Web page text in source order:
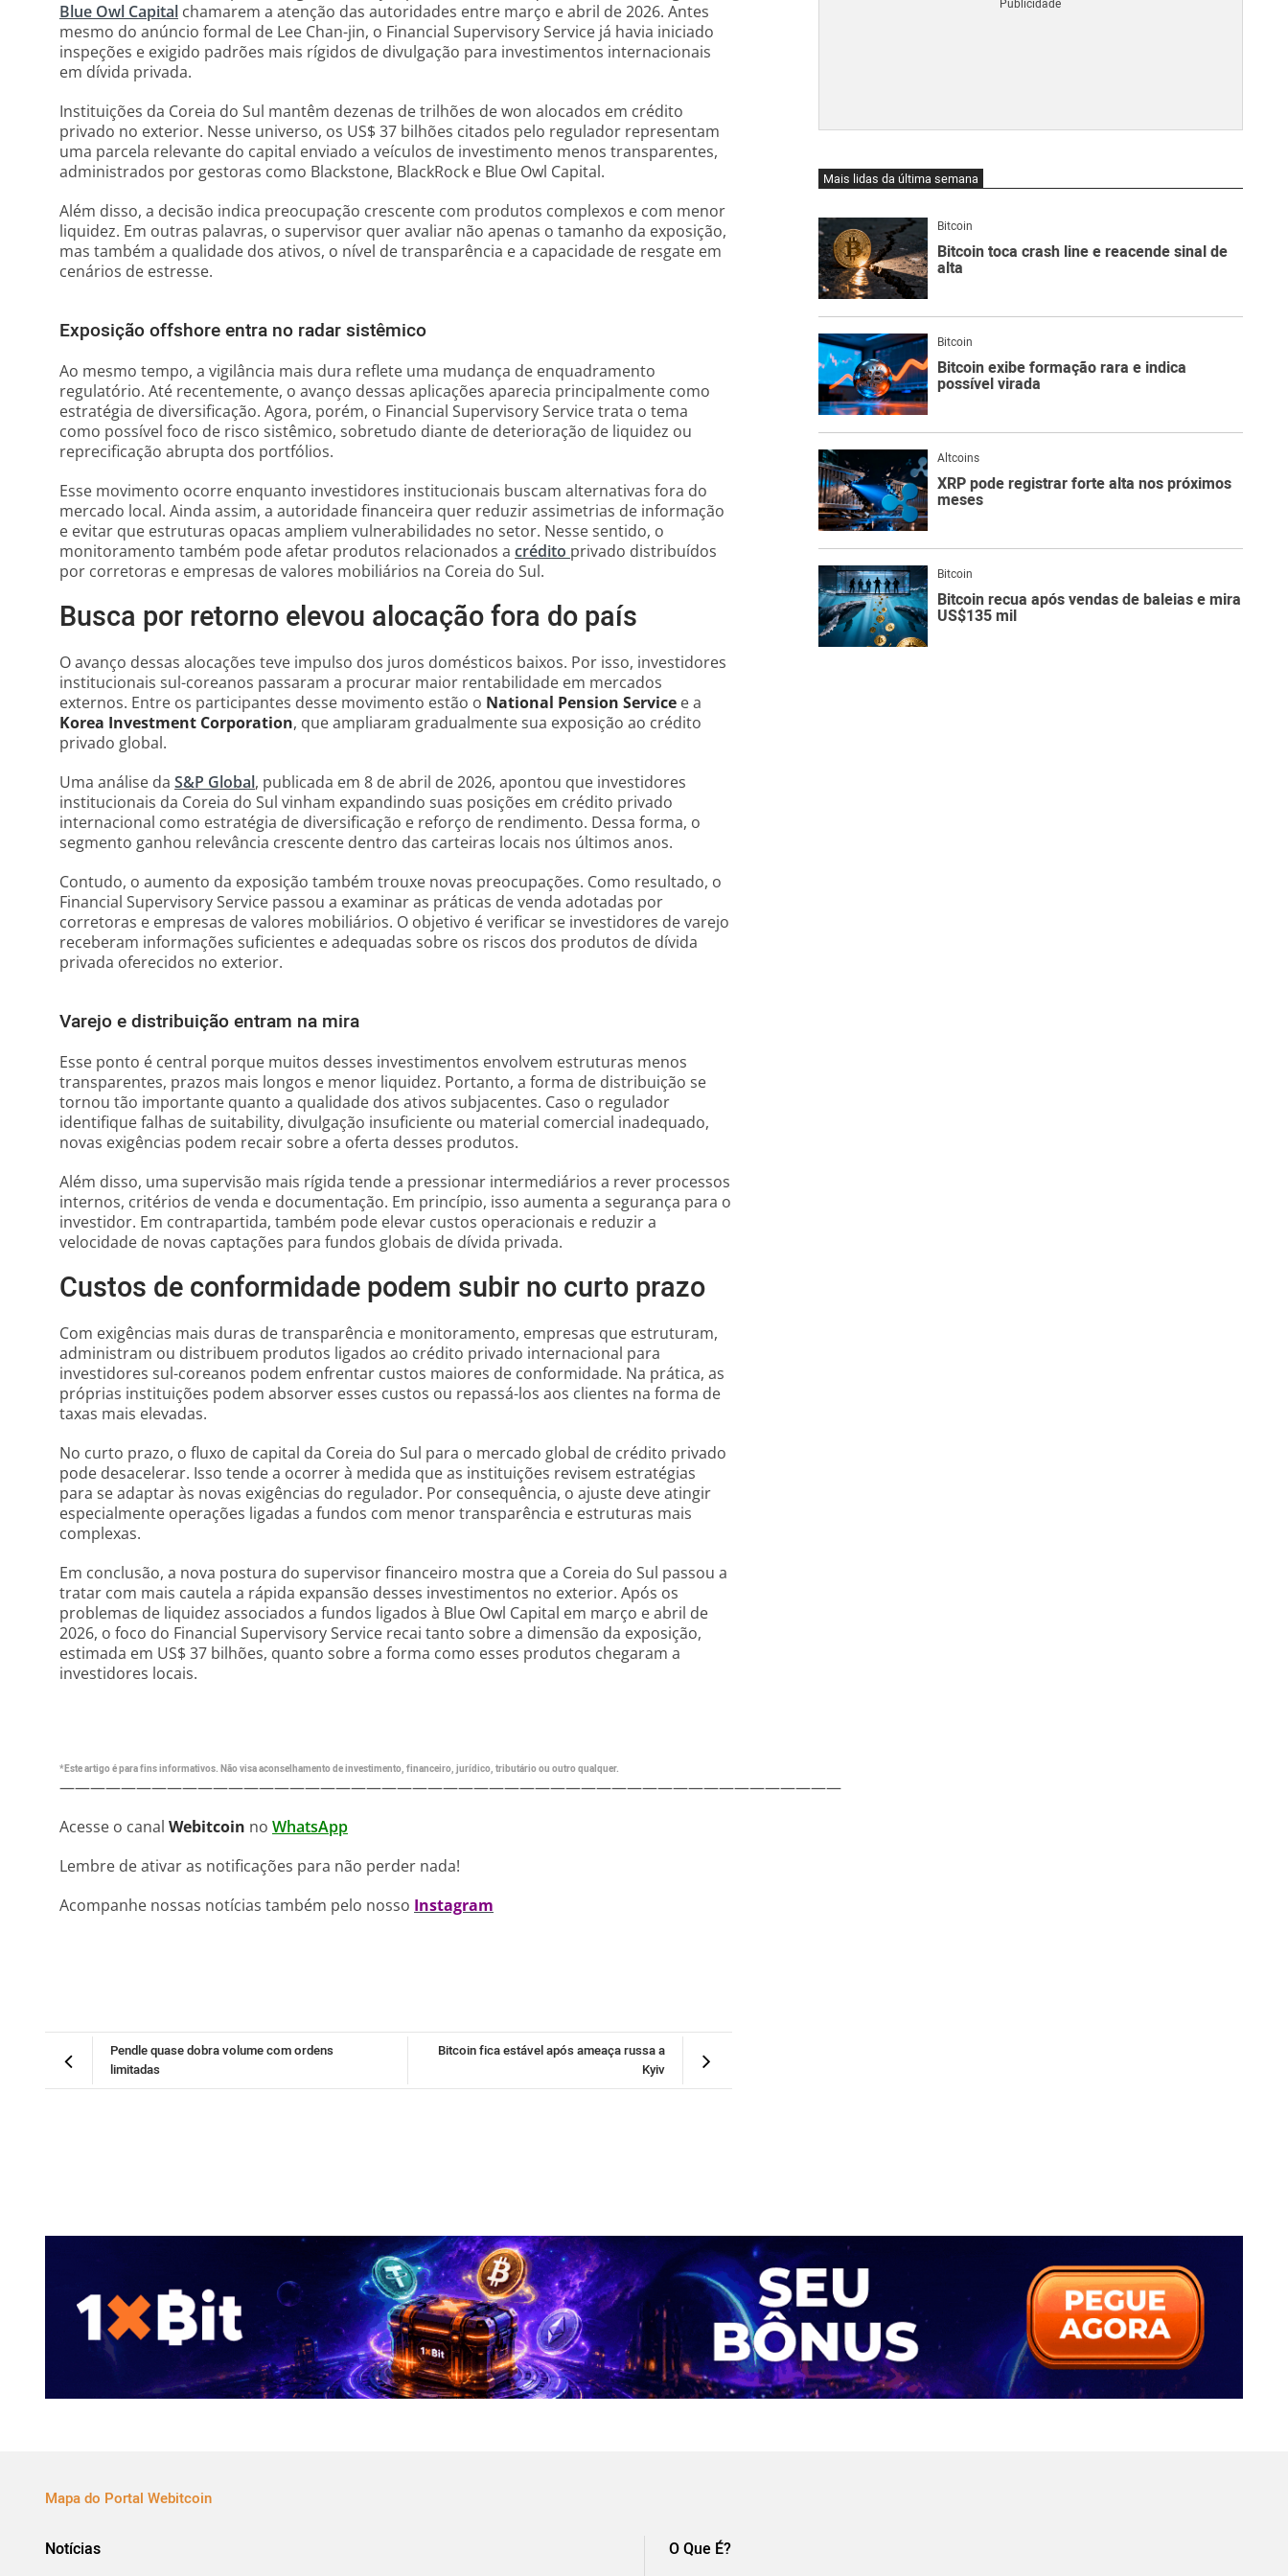
Blue Owl Capital chamarem a atenção das autoridades entre março e abril de 2026. Antes
mesmo do anúncio formal de Lee Chan-jin, o Financial Supervisory Service já havia iniciado
inspeções e exigido padrões mais rígidos de divulgação para investimentos internacionais
em dívida privada.
Instituições da Coreia do Sul mantêm dezenas de trilhões de won alocados em crédito
privado no exterior. Nesse universo, os US$ 37 bilhões citados pelo regulador representam
uma parcela relevante do capital enviado a veículos de investimento menos transparentes,
administrados por gestoras como Blackstone, BlackRock e Blue Owl Capital.
Além disso, a decisão indica preocupação crescente com produtos complexos e com menor
liquidez. Em outras palavras, o supervisor quer avaliar não apenas o tamanho da exposição,
mas também a qualidade dos ativos, o nível de transparência e a capacidade de resgate em
cenários de estresse.
Exposição offshore entra no radar sistêmico
Ao mesmo tempo, a vigilância mais dura reflete uma mudança de enquadramento
regulatório. Até recentemente, o avanço dessas aplicações aparecia principalmente como
estratégia de diversificação. Agora, porém, o Financial Supervisory Service trata o tema
como possível foco de risco sistêmico, sobretudo diante de deterioração de liquidez ou
reprecificação abrupta dos portfólios.
Esse movimento ocorre enquanto investidores institucionais buscam alternativas fora do
mercado local. Ainda assim, a autoridade financeira quer reduzir assimetrias de informação
e evitar que estruturas opacas ampliem vulnerabilidades no setor. Nesse sentido, o
monitoramento também pode afetar produtos relacionados a crédito privado distribuídos
por corretoras e empresas de valores mobiliários na Coreia do Sul.
Busca por retorno elevou alocação fora do país
O avanço dessas alocações teve impulso dos juros domésticos baixos. Por isso, investidores
institucionais sul-coreanos passaram a procurar maior rentabilidade em mercados
externos. Entre os participantes desse movimento estão o National Pension Service e a
Korea Investment Corporation, que ampliaram gradualmente sua exposição ao crédito
privado global.
Uma análise da S&P Global, publicada em 8 de abril de 2026, apontou que investidores
institucionais da Coreia do Sul vinham expandindo suas posições em crédito privado
internacional como estratégia de diversificação e reforço de rendimento. Dessa forma, o
segmento ganhou relevância crescente dentro das carteiras locais nos últimos anos.
Contudo, o aumento da exposição também trouxe novas preocupações. Como resultado, o
Financial Supervisory Service passou a examinar as práticas de venda adotadas por
corretoras e empresas de valores mobiliários. O objetivo é verificar se investidores de varejo
receberam informações suficientes e adequadas sobre os riscos dos produtos de dívida
privada oferecidos no exterior.
Varejo e distribuição entram na mira
Esse ponto é central porque muitos desses investimentos envolvem estruturas menos
transparentes, prazos mais longos e menor liquidez. Portanto, a forma de distribuição se
tornou tão importante quanto a qualidade dos ativos subjacentes. Caso o regulador
identifique falhas de suitability, divulgação insuficiente ou material comercial inadequado,
novas exigências podem recair sobre a oferta desses produtos.
Além disso, uma supervisão mais rígida tende a pressionar intermediários a rever processos
internos, critérios de venda e documentação. Em princípio, isso aumenta a segurança para o
investidor. Em contrapartida, também pode elevar custos operacionais e reduzir a
velocidade de novas captações para fundos globais de dívida privada.
Custos de conformidade podem subir no curto prazo
Com exigências mais duras de transparência e monitoramento, empresas que estruturam,
administram ou distribuem produtos ligados ao crédito privado internacional para
investidores sul-coreanos podem enfrentar custos maiores de conformidade. Na prática, as
próprias instituições podem absorver esses custos ou repassá-los aos clientes na forma de
taxas mais elevadas.
No curto prazo, o fluxo de capital da Coreia do Sul para o mercado global de crédito privado
pode desacelerar. Isso tende a ocorrer à medida que as instituições revisem estratégias
para se adaptar às novas exigências do regulador. Por consequência, o ajuste deve atingir
especialmente operações ligadas a fundos com menor transparência e estruturas mais
complexas.
Em conclusão, a nova postura do supervisor financeiro mostra que a Coreia do Sul passou a
tratar com mais cautela a rápida expansão desses investimentos no exterior. Após os
problemas de liquidez associados a fundos ligados à Blue Owl Capital em março e abril de
2026, o foco do Financial Supervisory Service recai tanto sobre a dimensão da exposição,
estimada em US$ 37 bilhões, quanto sobre a forma como esses produtos chegaram a
investidores locais.
*Este artigo é para fins informativos. Não visa aconselhamento de investimento, financeiro, jurídico, tributário ou outro qualquer.
———————————————————————————————————————————————————
Acesse o canal Webitcoin no WhatsApp
Lembre de ativar as notificações para não perder nada!
Acompanhe nossas notícias também pelo nosso Instagram
Bitcoin fica estável após ameaça russa a
Kyiv
Pendle quase dobra volume com ordens
limitadas
Mais lidas da última semana
Bitcoin
Bitcoin toca crash line e reacende sinal de
alta
Bitcoin
Bitcoin exibe formação rara e indica
possível virada
Altcoins
XRP pode registrar forte alta nos próximos
meses
Bitcoin
Bitcoin recua após vendas de baleias e mira
US$135 mil
Mapa do Portal Webitcoin
Notícias O Que É?